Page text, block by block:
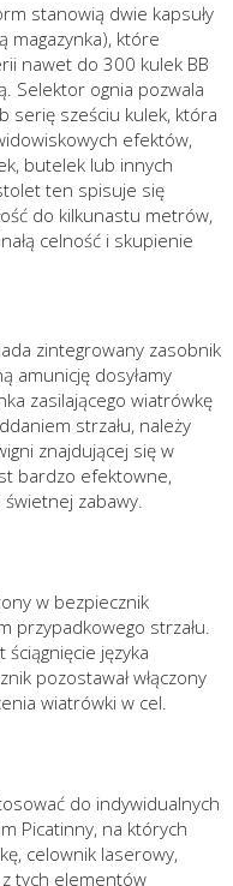
stanowią dwie kapsuły
magazynka), które
nawet do 300 kulek BB
Selektor ognia pozwala
serię sześciu kulek, która
efektów,
butelek lub innych
ten spisuje się
do kilkunastu metrów,
celność i skupienie
zintegrowany zasobnik
amunicję dosyłamy
zasilającego wiatrówkę
strzału, należy
znajdującej się w
bardzo efektowne,
zabawy.
w bezpiecznik
przypadkowego strzału.
języka
pozostawał włączony
wiatrówki w cel.
do indywidualnych
Picatinny, na których
celownik laserowy,
tych elementów